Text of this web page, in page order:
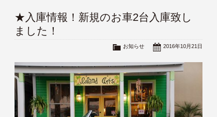
★入庫情報！新規のお車2台入庫致し
ました！
2016年10月21日
お知らせ